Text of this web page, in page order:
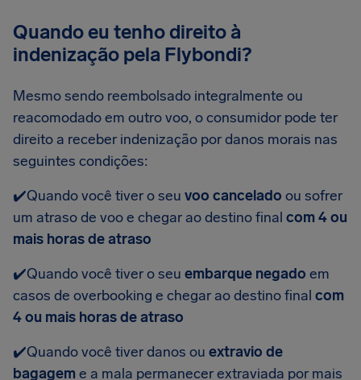
Quando eu tenho direito à
indenização pela Flybondi?
Mesmo sendo reembolsado integralmente ou
reacomodado em outro voo, o consumidor pode ter
direito a receber indenização por danos morais nas
seguintes condições:
✔️Quando você tiver o seu voo cancelado ou sofrer
um atraso de voo e chegar ao destino final com 4 ou
mais horas de atraso
✔️Quando você tiver o seu embarque negado em
casos de overbooking e chegar ao destino final com
4 ou mais horas de atraso
✔️Quando você tiver danos ou extravio de
bagageme a mala permanecer extraviada por mais